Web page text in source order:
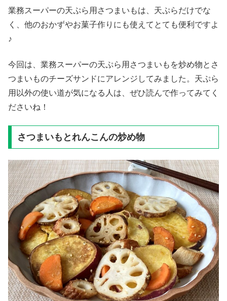
業務スーパーの天ぷら用さつまいもは、天ぷらだけでな
く、他のおかずやお菓子作りにも使えてとても便利ですよ
♪
今回は、業務スーパーの天ぷら用さつまいもを炒め物とさ
つまいものチーズサンドにアレンジしてみました。天ぷら
用以外の使い道が気になる人は、ぜひ読んで作ってみてく
ださいね！
さつまいもとれんこんの炒め物